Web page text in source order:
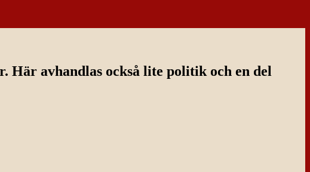
Här avhandlas också lite politik och en del